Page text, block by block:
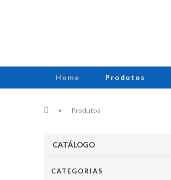
Home Produtos
> Produtos
CATÁLOGO
CATEGORIAS